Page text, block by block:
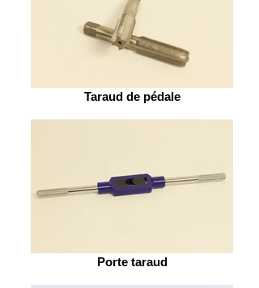
Taraud de pédale
Porte taraud